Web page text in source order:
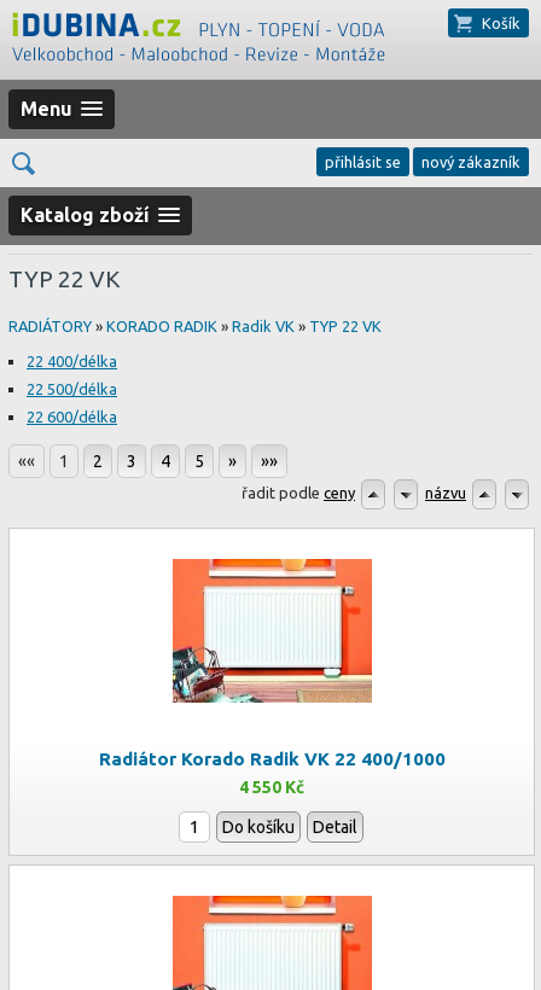
Košík
Menu
přihlásit se nový zákazník
Katalog zboží
TYP 22 VK
RADIÁTORY » KORADO RADIK » Radik VK » TYP 22 VK
22 400/délka
22 500/délka
22 600/délka
«« 1 2 3 4 5 » »»
řadit podle ceny názvu
Radiátor Korado Radik VK 22 400/1000
4 550 Kč
Do košíku Detail